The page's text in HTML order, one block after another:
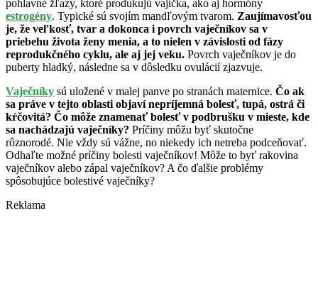
pohlavné žľazy, ktoré produkujú vajíčka, ako aj hormóny
estrogény. Typické sú svojím mandľovým tvarom. Zaujímavosťou
je, že veľkosť, tvar a dokonca i povrch vaječníkov sa v
priebehu života ženy menia, a to nielen v závislosti od fázy
reprodukčného cyklu, ale aj jej veku. Povrch vaječníkov je do
puberty hladký, následne sa v dôsledku ovulácií zjazvuje.
Vaječníky sú uložené v malej panve po stranách maternice. Čo ak
sa práve v tejto oblasti objaví nepríjemná bolesť, tupá, ostrá či
kŕčovitá? Čo môže znamenať bolesť v podbrušku v mieste, kde
sa nachádzajú vaječníky? Príčiny môžu byť skutočne
rôznorodé. Nie vždy sú vážne, no niekedy ich netreba podceňovať.
Odhaľte možné príčiny bolesti vaječníkov! Môže to byť rakovina
vaječníkov alebo zápal vaječníkov? A čo ďalšie problémy
spôsobujúce bolestivé vaječníky?
Reklama